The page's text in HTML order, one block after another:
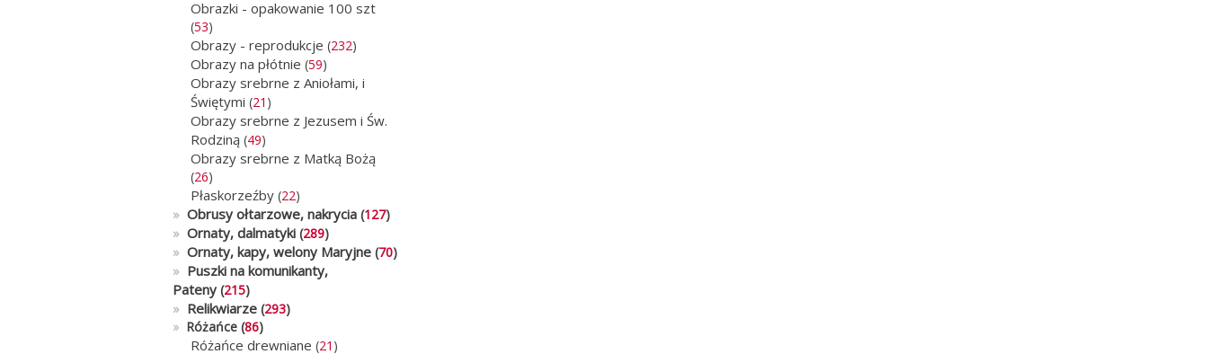
Obrazki - opakowanie 100 szt
(53)
Obrazy - reprodukcje (232)
Obrazy na płótnie (59)
Obrazy srebrne z Aniołami, i
Świętymi (21 )
Obrazy srebrne z Jezusem i Św.
Rodziną (49)
Obrazy srebrne z Matką Bożą
(26)
Płaskorzeźby (22)
» Obrusy ołtarzowe, nakrycia (127)
» Ornaty, dalmatyki (289)
» Ornaty, kapy, welony Maryjne (70)
» Puszki na komunikanty,
Pateny (215)
» Relikwiarze (293)
» Różańce (86)
Różańce drewniane (21 )